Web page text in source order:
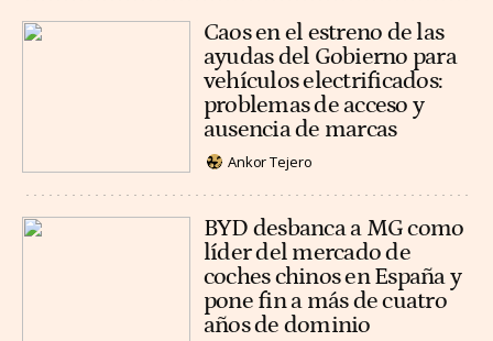
Caos en el estreno de las
ayudas del Gobierno para
vehículos electrificados:
problemas de acceso y
ausencia de marcas
Ankor Tejero
BYD desbanca a MG como
líder del mercado de
coches chinos en España y
pone fin a más de cuatro
años de dominio